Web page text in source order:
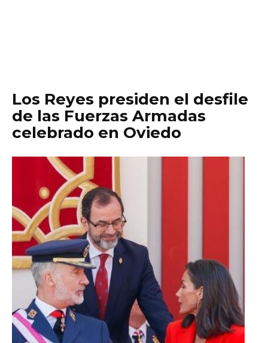
Los Reyes presiden el desfile
de las Fuerzas Armadas
celebrado en Oviedo